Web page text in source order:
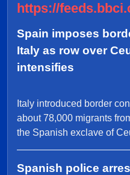
https://
Spain imposes
Italy as row over
intensifies
Italy introduced border
about 78,000 migrants
the Spanish exclave of
Spanish police